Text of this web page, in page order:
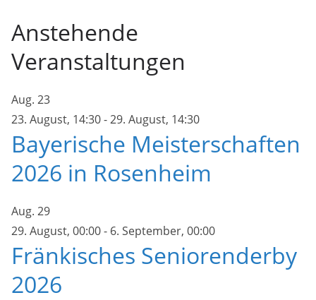
Anstehende
Veranstaltungen
Aug. 23
23. August, 14:30-29. August, 14:30
Bayerische Meisterschaften
2026 in Rosenheim
Aug. 29
29. August, 00:00- 6. September, 00:00
Fränkisches Seniorenderby
2026